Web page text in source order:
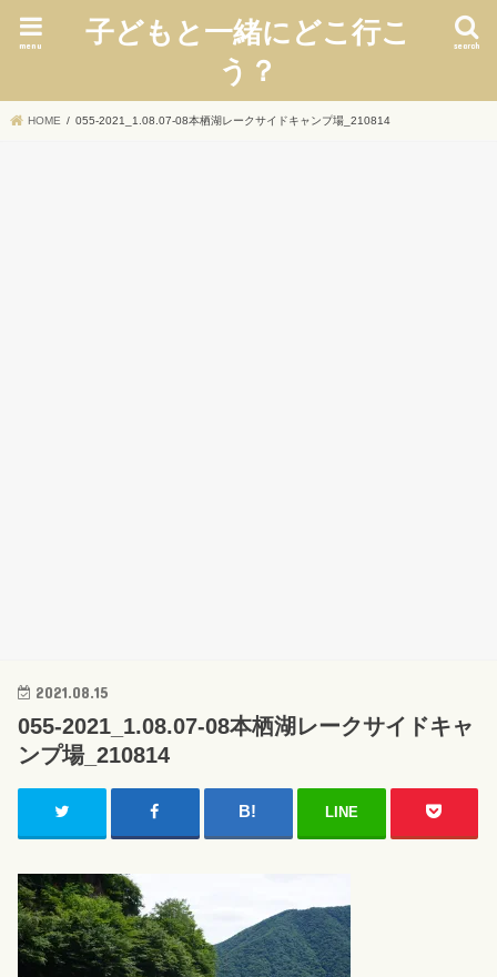
子どもと一緒にどこ行こ
う？
search
menu
HOME 055-2021_1.08.07-08本栖湖レークサイドキャンプ場_210814
2021.08.15
055-2021_1.08.07-08本栖湖レークサイドキャ
ンプ場_210814
LINE